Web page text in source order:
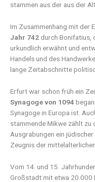
stammen aus der aus der
Im Zusammenhang mit der
Jahr 742 durch Bonifatius,
urkundlich erwähnt und
Handels und des
lange Zeitabschnitte
Erfurt war schon früh ein
Synagoge von 1094
Synagoge in Europa ist.
stammende Mikwe zählt zu
Ausgrabungen ein
Zeugnis der
Vom 14. und 15.
Großstadt mit etwa 20.000